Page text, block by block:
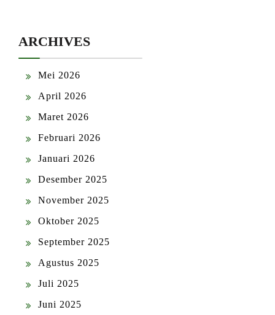
ARCHIVES
Mei 2026
April 2026
Maret 2026
Februari 2026
Januari 2026
Desember 2025
November 2025
Oktober 2025
September 2025
Agustus 2025
Juli 2025
Juni 2025